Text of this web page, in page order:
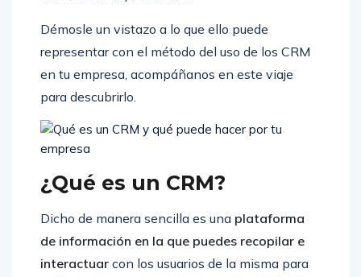
Démosle un vistazo a lo que ello puede
representar con el método del uso de los CRM
en tu empresa, acompáñanos en este viaje
para descubrirlo.
¿Qué es un CRM?
Dicho de manera sencilla es una plataforma
de información en la que puedes recopilar e
interactuar con los usuarios de la misma para